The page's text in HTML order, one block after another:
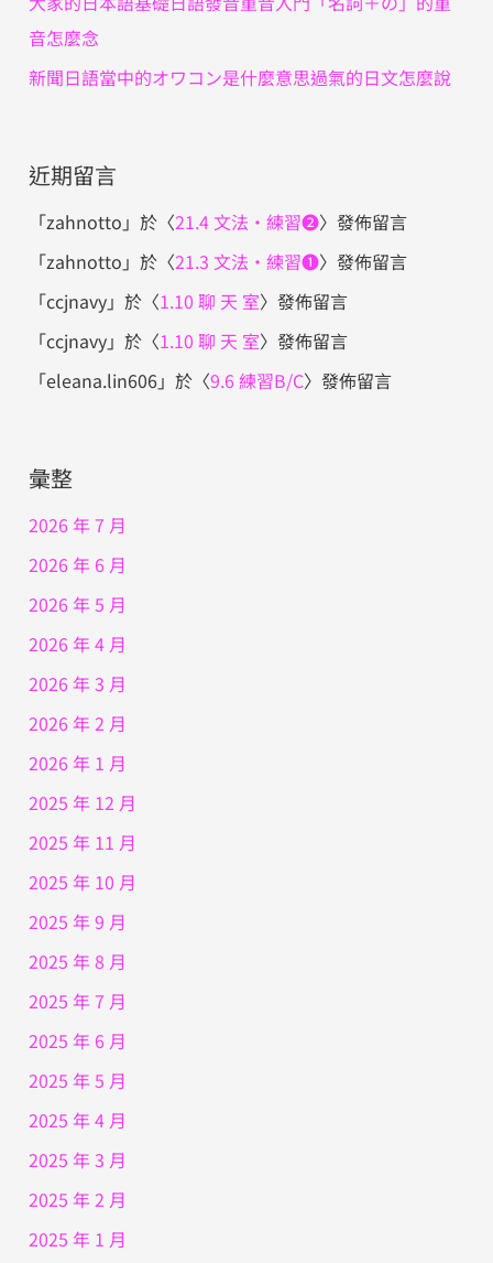
音怎麼念
新聞日語當中的オワコン是什麼意思過氣的日文怎麼說
近期留言
「zahnotto 」於〈21.4 文法・練習❷〉發佈留言
「zahnotto 」於〈21.3 文法・練習❶〉發佈留言
「ccjnavy」於〈1.10 聊 天 室〉發佈留言
「ccjnavy」於〈1.10 聊 天 室〉發佈留言
「eleana.lin606」於〈9.6 練習B/C〉發佈留言
彙整
2026 年 7 月
2026 年 6 月
2026 年 5 月
2026 年 4 月
2026 年 3 月
2026 年 2 月
2026 年 1 月
2025 年 12 月
2025 年 11 月
2025 年 10 月
2025 年 9 月
2025 年 8 月
2025 年 7 月
2025 年 6 月
2025 年 5 月
2025 年 4 月
2025 年 3 月
2025 年 2 月
2025 年 1 月